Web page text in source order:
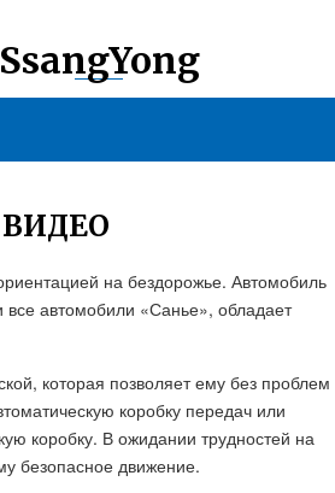
SsangYong
ВИДЕО
на бездорожье. Автомобиль
все автомобили «Санье», обладает
которая позволяет ему без проблем
коробку передач или
коробку. В ожидании трудностей на
безопасное движение.